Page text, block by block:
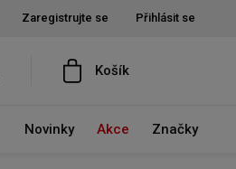
Zaregistrujte se Přihlásit se
Košík
Novinky Akce Značky